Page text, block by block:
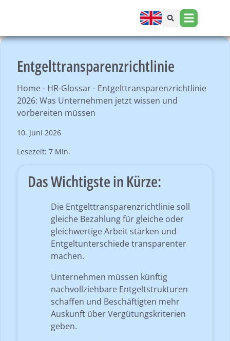
Entgelttransparenzrichtlinie
Home- HR-Glossar- Entgelttransparenzrichtlinie
2026: Was Unternehmen jetzt wissen und
vorbereiten müssen
10. Juni 2026
Lesezeit: 7 Min.
Das Wichtigste in Kürze:
Die Entgelttransparenzrichtlinie soll
gleiche Bezahlung für gleiche oder
gleichwertige Arbeit stärken und
Entgeltunterschiede transparenter
machen.
Unternehmen müssen künftig
nachvollziehbare Entgeltstrukturen
schaffen und Beschäftigten mehr
Auskunft über Vergütungskriterien
geben.